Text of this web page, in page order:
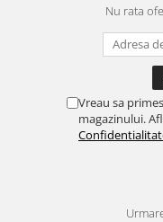
Nu rata
Vreau sa
magazinului.